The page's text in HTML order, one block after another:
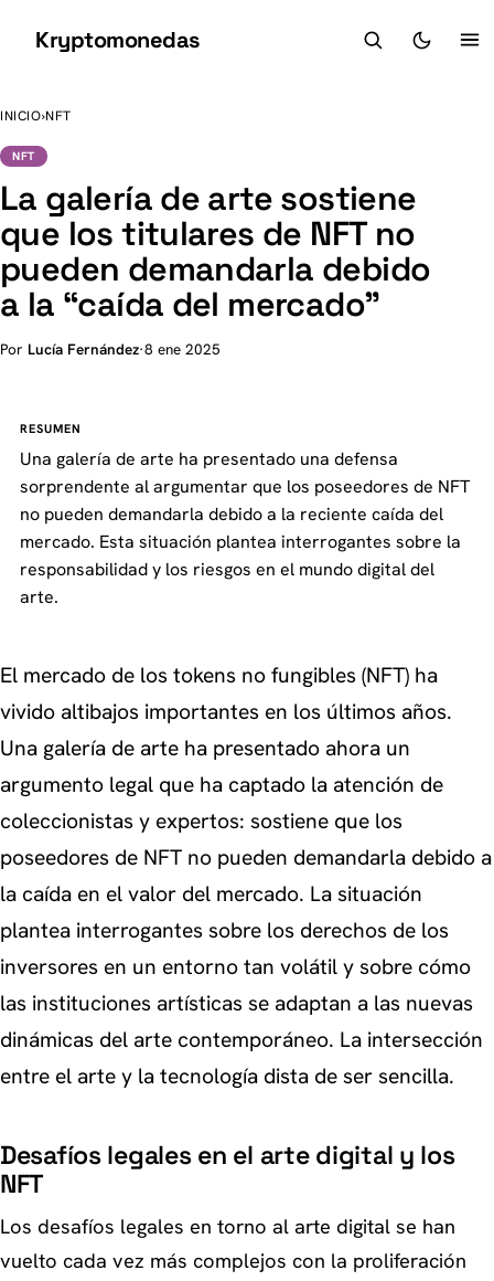
Kryptomonedas
INICIO›NFT
NFT
La galería de arte sostiene
que los titulares de NFT no
pueden demandarla debido
a la “caída del mercado”
Por Lucía Fernández·8 ene 2025
RESUMEN
Una galería de arte ha presentado una defensa
sorprendente al argumentar que los poseedores de NFT
no pueden demandarla debido a la reciente caída del
mercado. Esta situación plantea interrogantes sobre la
responsabilidad y los riesgos en el mundo digital del
arte.
El mercado de los tokens no fungibles (NFT) ha
vivido altibajos importantes en los últimos años.
Una galería de arte ha presentado ahora un
argumento legal que ha captado la atención de
coleccionistas y expertos: sostiene que los
poseedores de NFT no pueden demandarla debido a
la caída en el valor del mercado. La situación
plantea interrogantes sobre los derechos de los
inversores en un entorno tan volátil y sobre cómo
las instituciones artísticas se adaptan a las nuevas
dinámicas del arte contemporáneo. La intersección
entre el arte y la tecnología dista de ser sencilla.
Desafíos legales en el arte digital y los
NFT
Los desafíos legales en torno al arte digital se han
vuelto cada vez más complejos con la proliferación